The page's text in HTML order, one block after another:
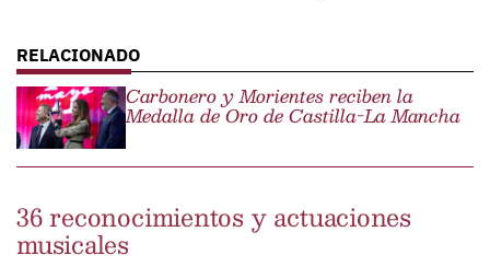
Carbonero y Morientes reciben la
Medalla de Oro de Castilla-La Mancha
36 reconocimientos y actuaciones
musicales